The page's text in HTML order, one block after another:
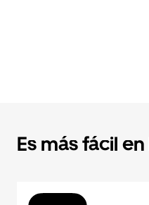
Es más fácil